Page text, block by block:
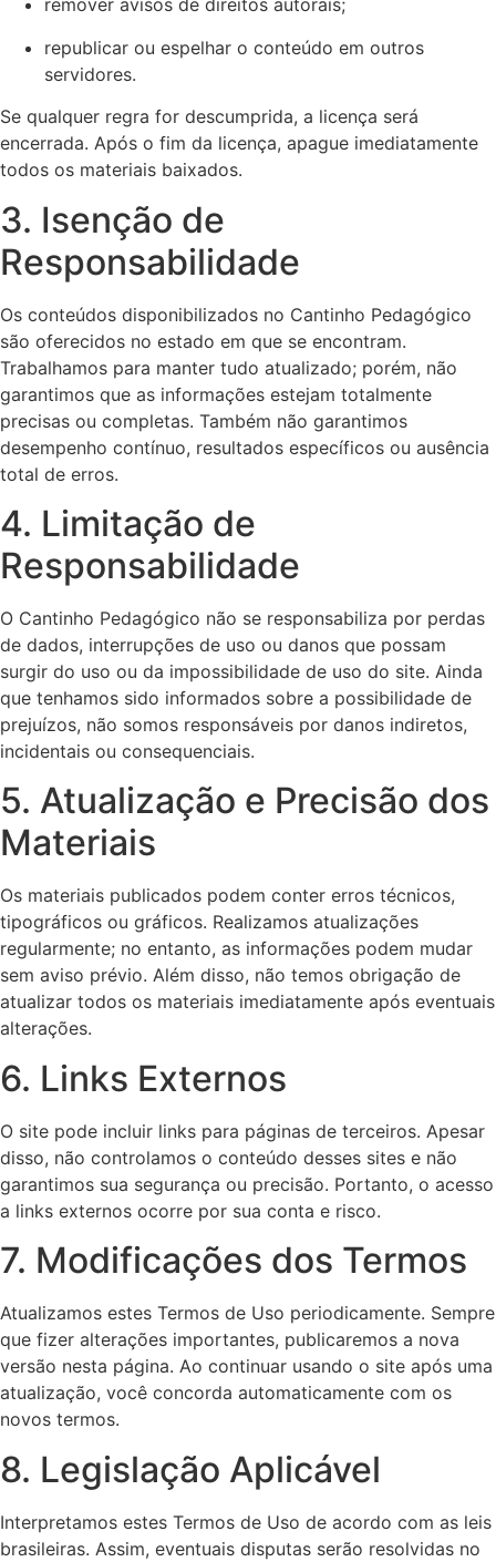
remover avisos de direitos autorais;
republicar ou espelhar o conteúdo em outros
servidores.
Se qualquer regra for descumprida, a licença será
encerrada. Após o fim da licença, apague imediatamente
todos os materiais baixados.
3. Isenção de
Responsabilidade
Os conteúdos disponibilizados no Cantinho Pedagógico
são oferecidos no estado em que se encontram.
Trabalhamos para manter tudo atualizado; porém, não
garantimos que as informações estejam totalmente
precisas ou completas. Também não garantimos
desempenho contínuo, resultados específicos ou ausência
total de erros.
4. Limitação de
Responsabilidade
O Cantinho Pedagógico não se responsabiliza por perdas
de dados, interrupções de uso ou danos que possam
surgir do uso ou da impossibilidade de uso do site. Ainda
que tenhamos sido informados sobre a possibilidade de
prejuízos, não somos responsáveis por danos indiretos,
incidentais ou consequenciais.
5. Atualização e Precisão dos
Materiais
Os materiais publicados podem conter erros técnicos,
tipográficos ou gráficos. Realizamos atualizações
regularmente; no entanto, as informações podem mudar
sem aviso prévio. Além disso, não temos obrigação de
atualizar todos os materiais imediatamente após eventuais
alterações.
6. Links Externos
O site pode incluir links para páginas de terceiros. Apesar
disso, não controlamos o conteúdo desses sites e não
garantimos sua segurança ou precisão. Portanto, o acesso
a links externos ocorre por sua conta e risco.
7. Modificações dos Termos
Atualizamos estes Termos de Uso periodicamente. Sempre
que fizer alterações importantes, publicaremos a nova
versão nesta página. Ao continuar usando o site após uma
atualização, você concorda automaticamente com os
novos termos.
8. Legislação Aplicável
Interpretamos estes Termos de Uso de acordo com as leis
brasileiras. Assim, eventuais disputas serão resolvidas no